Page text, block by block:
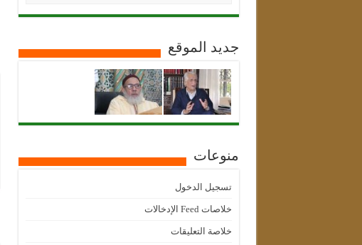
جديد الموقع
منوعات
تسجيل الدخول
خلاصات Feed الإدخالات
خلاصة التعليقات